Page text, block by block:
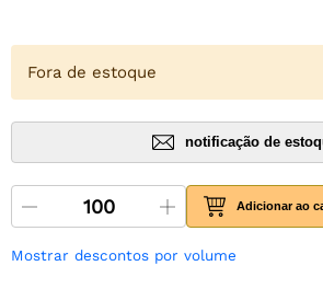
Fora de estoque
notificação de
Adicionar ao
Mostrar descontos por volume